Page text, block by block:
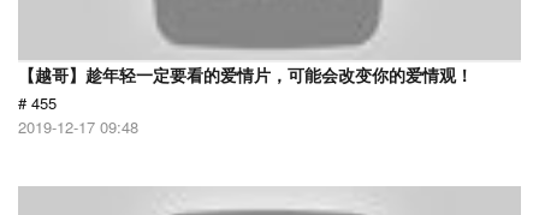
【越哥】趁年轻一定要看的爱情片，可能会改变你的爱情观！
# 455
2019-12-17 09:48